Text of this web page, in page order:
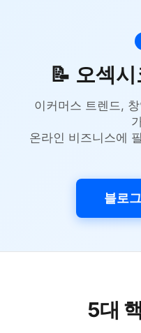
📝 오섹
이커머스 트렌드,
온라인 비즈니스에
블로
5대